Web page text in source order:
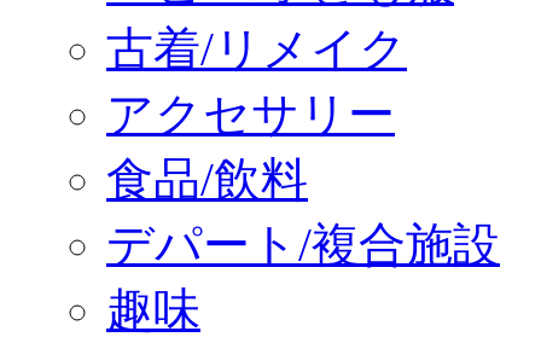
古着/リメイク
アクセサリー
食品/飲料
デパート/複合施設
趣味